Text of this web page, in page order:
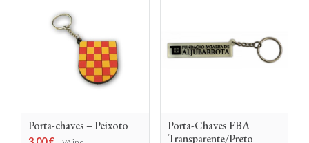
Porta-chaves – Peixoto
Porta-Chaves FBA
Transparente/Preto